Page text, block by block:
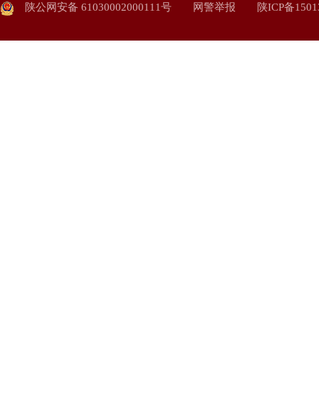
陕公网安备 61030002000111号 网警举报 陕ICP备